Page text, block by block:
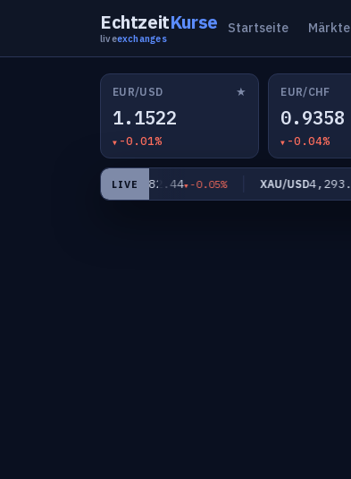
EchtzeitKurse
liveexchanges
Startseite Märkte
EUR/USD ★
1.1522
-0.01%
EUR/CHF
0.9358
-0.04%
LIVE
EUR/JPY182.44 -0.05% XAU/USD4,293.32